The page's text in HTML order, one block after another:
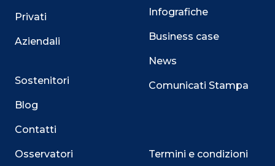
Privati
Aziendali
Sostenitori
Blog
Contatti
Osservatori
Infografiche
Business case
News
Comunicati Stampa
Termini e condizioni